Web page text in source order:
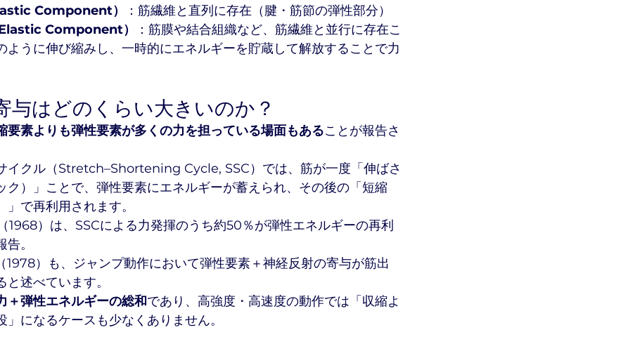
Component）
：筋繊維と直列に存在（腱・筋節の弾性部分）
Component）
：筋膜や結合組織など、筋繊維と並行に存在こ
ように伸び縮みし、一時的にエネルギーを貯蔵して解放することで力
与はどのくらい大きいのか？
要素よりも弾性要素が多くの力を担っている場面もあることが報告さ
イクル（Stretch–Shortening Cycle, SSC）では、筋が一度「伸ばさ
ク）」ことで、弾性要素にエネルギーが蓄えられ、その後の「短縮
」で再利用されます。
）は、SSCによる力発揮のうち約50％が弾性エネルギーの再利
。
）も、ジャンプ動作において弾性要素＋神経反射の寄与が筋出
述べています。
＋弾性エネルギーの総和であり、高強度・高速度の動作では「収縮よ
」になるケースも少なくありません。